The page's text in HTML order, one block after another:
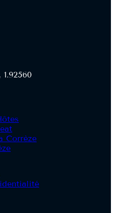
Corrèze